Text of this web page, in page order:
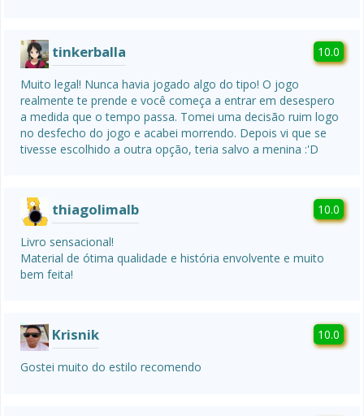
tinkerballa 10.0
Muito legal! Nunca havia jogado algo do tipo! O jogo
realmente te prende e você começa a entrar em desespero
a medida que o tempo passa. Tomei uma decisão ruim logo
no desfecho do jogo e acabei morrendo. Depois vi que se
tivesse escolhido a outra opção, teria salvo a menina :'D
thiagolimalb 10.0
Livro sensacional!
Material de ótima qualidade e história envolvente e muito
bem feita!
Krisnik 10.0
Gostei muito do estilo recomendo